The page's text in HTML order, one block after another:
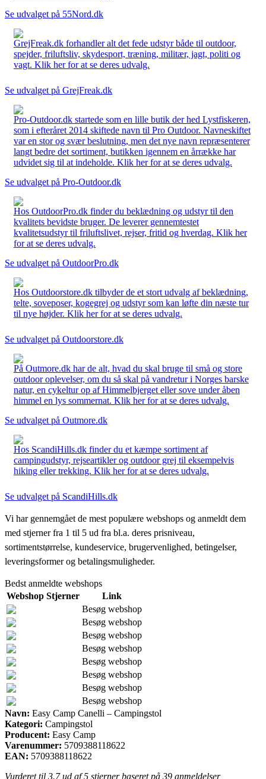
Se udvalget på 55Nord.dk
GrejFreak.dk forhandler alt det fede udstyr både til outdoor,
spejder, friluftsliv, skydesport, træning, militær, jagt, politi og
vagt. Klik her for at se deres udvalg.
Se udvalget på GrejFreak.dk
Pro-Outdoor.dk startede som en lille butik der hed Lystfiskeren,
som i efteråret 2014 skiftede navn til Pro Outdoor. Navneskiftet
var en stor og svær beslutning, men det nye navn repræsenterer
langt bedre det sortiment, butikken igennem en årrække har
udvidet sig til at indeholde. Klik her for at se deres udvalg.
Se udvalget på Pro-Outdoor.dk
Hos OutdoorPro.dk finder du beklædning og udstyr til den
kvalitets bevidste bruger. De leverer gennemtestet
kvalitetsudstyr til friluftslivet, rejser, fritid og hverdag. Klik her
for at se deres udvalg.
Se udvalget på OutdoorPro.dk
Hos Outdoorstore.dk tilbyder de et stort udvalg af beklædning,
telte, soveposer, kogegrej og udstyr som kan løfte din næste tur
til nye højder. Klik her for at se deres udvalg.
Se udvalget på Outdoorstore.dk
På Outmore.dk har de alt, hvad du skal bruge til små og store
outdoor oplevelser, om du så skal på vandretur i Norges barske
natur, en cykeltur op af Himmelbjerget eller sove under åben
himmel en lys sommernat. Klik her for at se deres udvalg.
Se udvalget på Outmore.dk
Hos ScandiHills.dk finder du et kæmpe sortiment af
campingudstyr, rejseartikler og outdoor grej til eksempelvis
hiking eller trekking. Klik her for at se deres udvalg.
Se udvalget på ScandiHills.dk
Vi har gennemgået de mest populære webshops og anmeldt dem
med stjerner fra 1 til 5 ud fra bl.a. deres prisniveau,
sortimentstørrelse, kundeservice, brugervenlighed, betingelser,
leveringsformer og betalingsmuligheder.
Bedst anmeldte webshops
Webshop Stjerner
Link
Besøg webshop
Besøg webshop
Besøg webshop
Besøg webshop
Besøg webshop
Besøg webshop
Besøg webshop
Besøg webshop
Navn: Easy Camp Canelli – Campingstol
Kategori: Campingstol
Producent: Easy Camp
Varenummer: 5709388118622
EAN: 5709388118622
Vurderet til 3.7ud af 5 stjerner baseret på 39 anmeldelser